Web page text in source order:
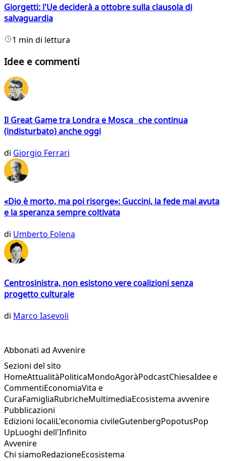
Giorgetti: l'Ue deciderà a ottobre sulla clausola di
salvaguardia
1 min di lettura
Idee e commenti
Il Great Game tra Londra e Mosca che continua
(indisturbato) anche oggi
di Giorgio Ferrari
«Dio è morto, ma poi risorge»: Guccini, la fede mai avuta
e la speranza sempre coltivata
di Umberto Folena
Centrosinistra, non esistono vere coalizioni senza
progetto culturale
di Marco Iasevoli
Abbonati ad Avvenire
Sezioni del sito
HomeAttualitàPoliticaMondoAgoràPodcastChiesaIdee e
CommentiEconomiaVita e
CuraFamigliaRubricheMultimediaEcosistema avvenire
Pubblicazioni
Edizioni localiL'economia civileGutenbergPopotusPop
UpLuoghi dell'Infinito
Avvenire
Chi siamoRedazioneEcosistema